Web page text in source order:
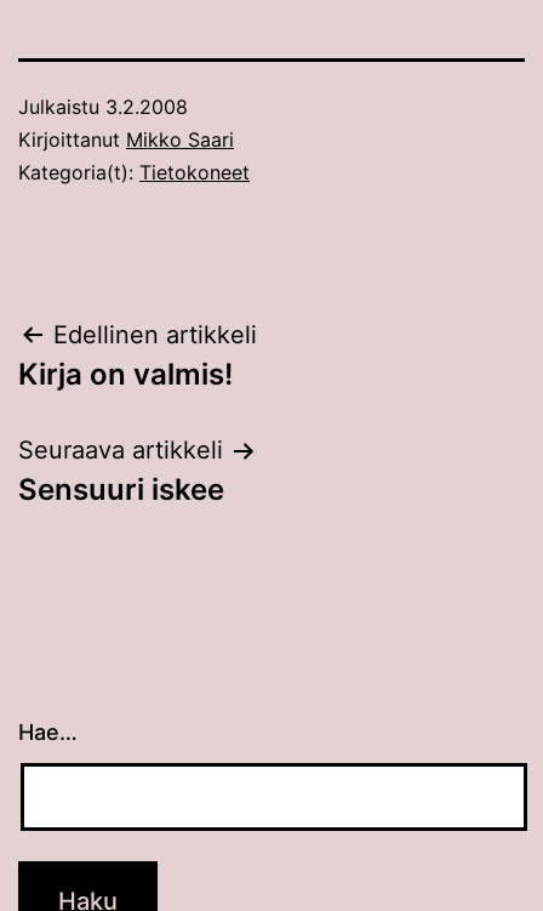
Julkaistu 3.2.2008
Kirjoittanut Mikko Saari
Kategoria(t): Tietokoneet
Artikkelien
selaus
Edellinen artikkeli
Kirja on valmis!
Seuraava artikkeli
Sensuuri iskee
Hae…
Kun tuloksia tulee, voit selata niitä